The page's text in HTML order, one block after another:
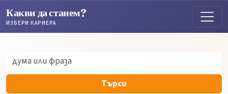
Какви да станем?
ИЗБЕРИ КАРИЕРА
Търси